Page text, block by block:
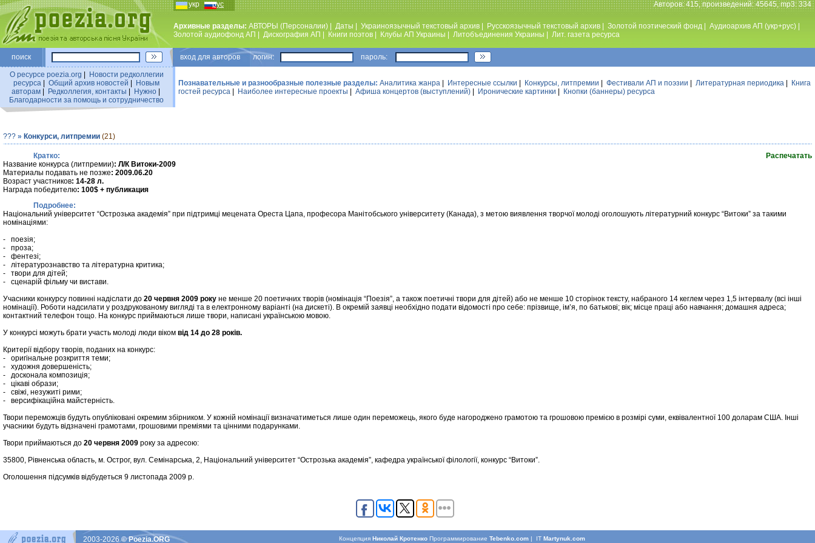
укр рус Авторов: 415, произведений: 45645, mp3: 334
Архивные разделы: АВТОРЫ (Персоналии) Даты Украиноязычный текстовый архив Русскоязычный текстовый архив Золотой поэтический фонд Аудиоархив АП (укр+рус)
Золотой аудиофонд АП
Дискография АП Книги поэтов Клубы АП Украины Литобъединения Украины Лит. газета ресурса
поиск вход для авторов логин: пароль:
О ресурсе poezia.org
Новости редколлегии
ресурса
Общий архив новостей
Новым
авторам| Редколлегия, контакты Нужно|
Благодарности за помощь и сотрудничество
Познавательные и разнообразные полезные разделы: Аналитика жанра Интересные ссылки Конкурсы, литпремии Фестивали АП и поэзии Литературная периодика
Книга
гостей ресурса
Наиболее интересные проекты Афиша концертов (выступлений) Иронические картинки Кнопки (баннеры) ресурса
??? » Конкурси, литпремии (21)
Распечатать
Кратко:
Название конкурса (литпремии): Л/К Витоки-2009
Материалы подавать не позже: 2009.06.20
Возраст участников: 14-28 л.
Награда победителю: 100$ + публикация
Подробнее:
Національний університет “Острозька академія” при підтримці мецената Ореста Цапа, професора Манітобського університету (Канада), з метою виявлення творчої молоді оголошують літературний конкурс “Витоки” за такими
номінаціями:
- поезія;
- проза;
- фентезі;
- літературознавство та літературна критика;
- твори для дітей;
- сценарій фільму чи вистави.
Учасники конкурсу повинні надіслати до 20 червня 2009 року не менше 20 поетичних творів (номінація “Поезія”, а також поетичні твори для дітей) або не менше 10 сторінок тексту, набраного 14 кеглем через 1,5 інтервалу (всі інші
номінації). Роботи надсилати у роздрукованому вигляді та в електронному варіанті (на дискеті). В окремій заявці необхідно подати відомості про себе: прізвище, ім’я, по батькові; вік; місце праці або навчання; домашня адреса;
контактний телефон тощо. На конкурс приймаються лише твори, написані українською мовою.
У конкурсі можуть брати участь молоді люди віком від 14 до 28 років.
Критерії відбору творів, поданих на конкурс:
- оригінальне розкриття теми;
- художня довершеність;
- досконала композиція;
- цікаві образи;
- свіжі, незужиті рими;
- версифікаційна майстерність.
Твори переможців будуть опубліковані окремим збірником. У кожній номінації визначатиметься лише один переможець, якого буде нагороджено грамотою та грошовою премією в розмірі суми, еквівалентної 100 доларам США. Інші
учасники будуть відзначені грамотами, грошовими преміями та цінними подарунками.
Твори приймаються до 20 червня 2009 року за адресою:
35800, Рівненська область, м. Острог, вул. Семінарська, 2, Національний університет “Острозька академія”, кафедра української філології, конкурс “Витоки”.
Оголошення підсумків відбудеться 9 листопада 2009 р.
КонцепцияНиколай Кротенко ПрограммированиеTebenko.com | ITMartynuk.com
2003-2026© Poezia.ORG